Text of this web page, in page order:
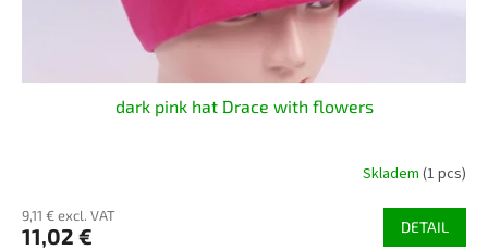
dark pink hat Drace with flowers
Skladem (1 pcs)
9,11 € excl. VAT
11,02 € DETAIL